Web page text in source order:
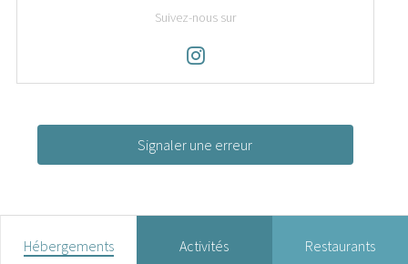
Suivez-nous sur
Signaler une erreur
Hébergements Activités Restaurants